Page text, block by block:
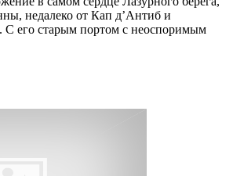
недалеко от Кап д’Антиб и
С его старым портом с неоспоримым